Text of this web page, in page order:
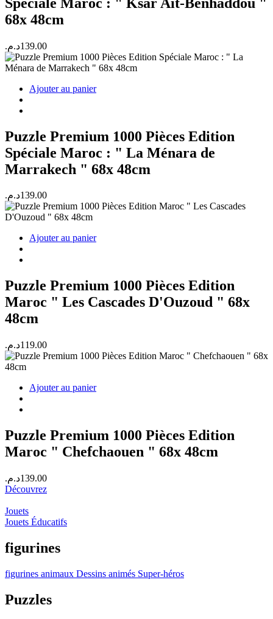
68x 48cm
139.00د.م.
Ajouter au panier
Puzzle Premium 1000 Pièces Edition
Spéciale Maroc : " La Ménara de
Marrakech " 68x 48cm
139.00د.م.
Ajouter au panier
Puzzle Premium 1000 Pièces Edition
Maroc " Les Cascades D'Ouzoud " 68x
48cm
119.00د.م.
Ajouter au panier
Puzzle Premium 1000 Pièces Edition
Maroc " Chefchaouen " 68x 48cm
139.00د.م.
Découvrez
Jouets
Jouets Éducatifs
figurines
figurines animaux Dessins animés Super-héros
Puzzles